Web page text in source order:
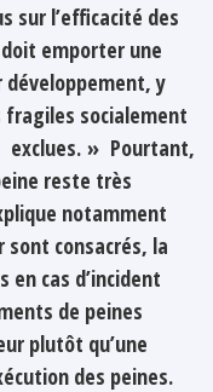
sur l’efficacité des
emporter une
y
fragiles socialement
exclues. » Pourtant,
reste très
notamment
sont consacrés, la
cas d’incident
de peines
plutôt qu’une
des peines.